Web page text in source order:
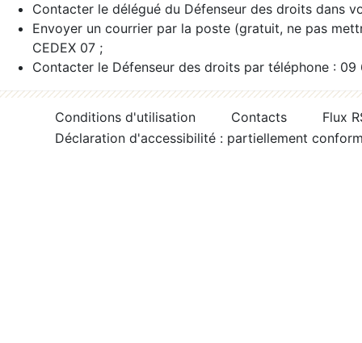
Contacter le délégué du Défenseur des droits dans
Envoyer un courrier par la poste (gratuit, ne pas
CEDEX 07 ;
Contacter le Défenseur des droits par téléphone :
Conditions d'utilisation Contacts
Flux
Déclaration d'accessibilité : partiellement